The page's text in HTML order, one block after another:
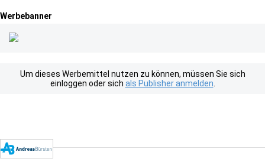
Werbebanner
Um dieses Werbemittel nutzen zu können, müssen Sie sich
einloggen oder sich als Publisher anmelden